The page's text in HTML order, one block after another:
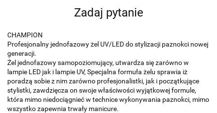
Zadaj pytanie
CHAMPION
Profesjonalny jednofazowy żel UV/LED do stylizacji paznokci nowej
generacji.
Żel jednofazowy samopoziomujący, utwardza się zarówno w
lampie LED jak i lampie UV, Specjalna formuła żelu sprawia iż
poradzą sobie z nim zarówno profesjonalistki, jak i początkujące
stylistki, zawdzięcza on swoje właściwości wyjątkowej formule,
która mimo niedociągnieć w technice wykonywania paznokci, mimo
wszystko zapewnia trwały manicure.